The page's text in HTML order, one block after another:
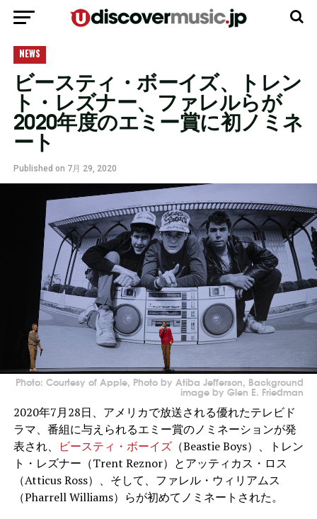
NEWS
ビースティ・ボーイズ、トレン
ト・レズナー、ファレルらが
2020年度のエミー賞に初ノミネ
ート
Published on 7月 29, 2020
Photo: Courtesy of Apple, Photo by Atiba Jefferson, Background
image by Glen E. Friedman
2020年7月28日、アメリカで放送される優れたテレビド
ラマ、番組に与えられるエミー賞のノミネーションが発
表され、
ビースティ・ボーイズ（Beastie Boys）、トレン
ト・レズナー（Trent Reznor）とアッティカス・ロス
（Atticus Ross）、そして、ファレル・ウィリアムス
（Pharrell Williams）らが初めてノミネートされた。
モバイルバージョンに移動